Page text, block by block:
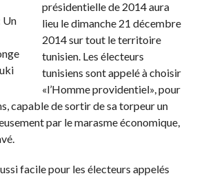
présidentielle de 2014 aura
lieu le dimanche 21 décembre
2014 sur tout le territoire
tunisien. Les électeurs
tunisiens sont appelé à choisir
«l’Homme providentiel», pour
capable de sortir de sa torpeur un
par le marasme économique,
facile pour les électeurs appelés